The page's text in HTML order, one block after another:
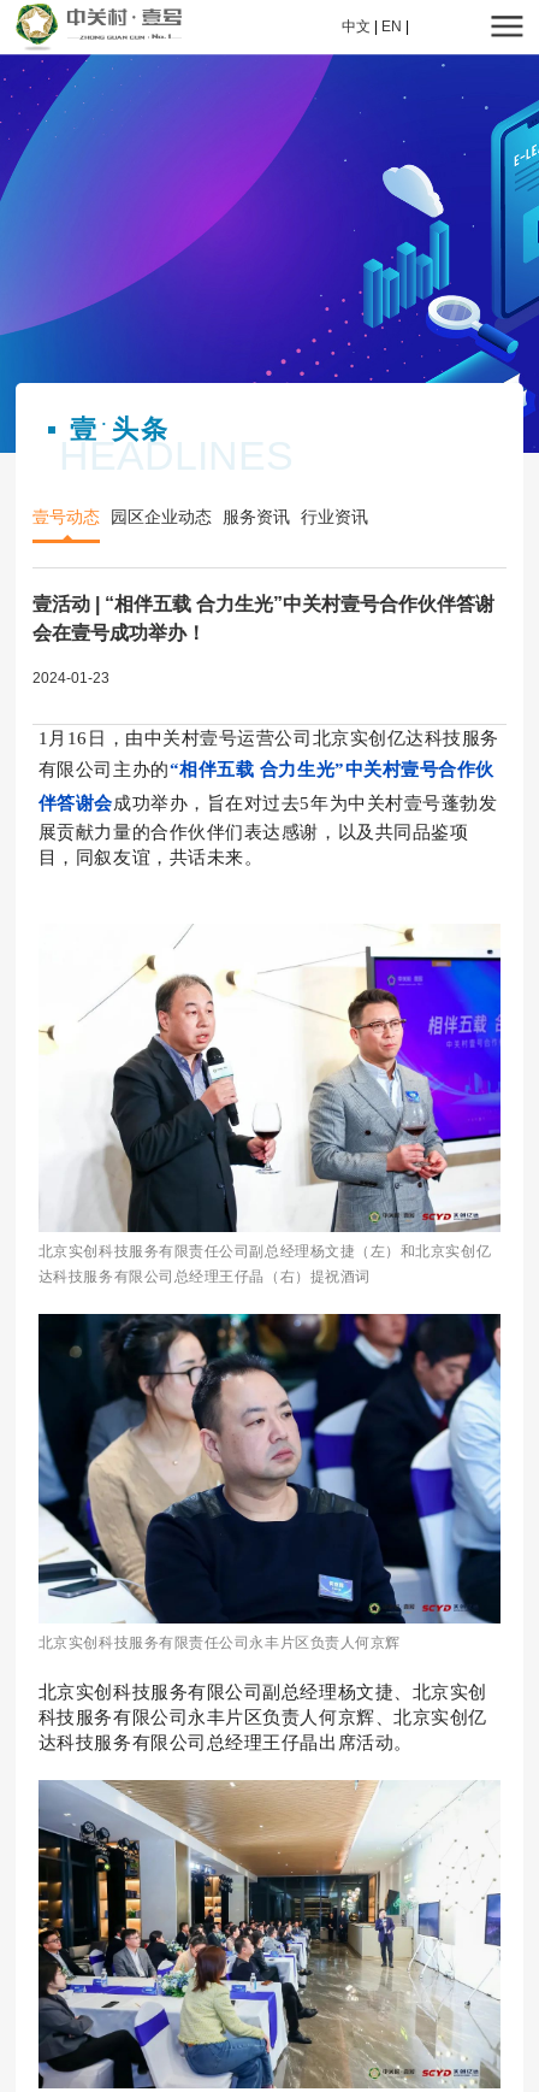
中文 EN
HEADLINES
壹 · 头条
壹号动态 园区企业动态 服务资讯 行业资讯
壹活动 | “相伴五载 合力生光”中关村壹号合作伙伴答谢
会在壹号成功举办！
2024-01-23
1月16日， 由中关村壹号运营公司北京实创亿达科技服务
有限公司主办的“相伴五载 合力生光”中关村壹号合作伙
伴答谢会成功举办，旨在对过去5年为中关村壹号蓬勃发
展贡献力量的合作伙伴们表达感谢，以及共同品鉴项
目，同叙友谊，共话未来。
北京实创科技服务有限责任公司副总经理杨文捷（左）和北京实创亿
达科技服务有限公司总经理王仔晶（右）提祝酒词
北京实创科技服务有限责任公司永丰片区负责人何京辉
北京实创科技服务有限公司副总经理杨文捷、 北京实创
科技服务有限公司永丰片区负责人何京辉、北京实创亿
达科技服务有限公司总经理王仔晶出席活动。